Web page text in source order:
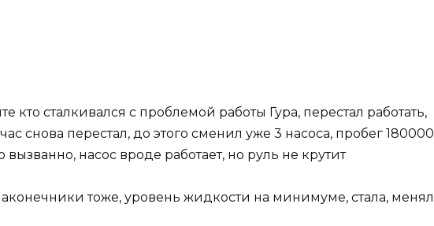
кто сталкивался с проблемой работы Гура, перестал работать,
снова перестал, до этого сменил уже 3 насоса, пробег 180000
насос вроде работает, но руль не крутит
тоже, уровень жидкости на минимуме, стала, менял